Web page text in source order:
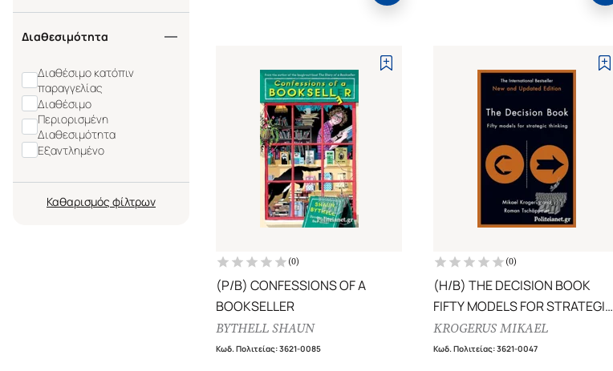
Διαθεσιμότητα
Διαθέσιμο κατόπιν
παραγγελίας
Διαθέσιμο
Περιορισμένη
Διαθεσιμότητα
Εξαντλημένο
Καθαρισμός
(0)
(P/B) CONFESSIONS OF A
BOOKSELLER
BYTHELL SHAUN
Κωδ. Πολιτείας:3621-0085
(0)
(H/B) THE DECISION BOOK
FIFTY MODELS FOR STRATEGIC
THINKING (NEW AND UPDATED
EDITION)
KROGERUS MIKAEL
Κωδ. Πολιτείας:3621-0047